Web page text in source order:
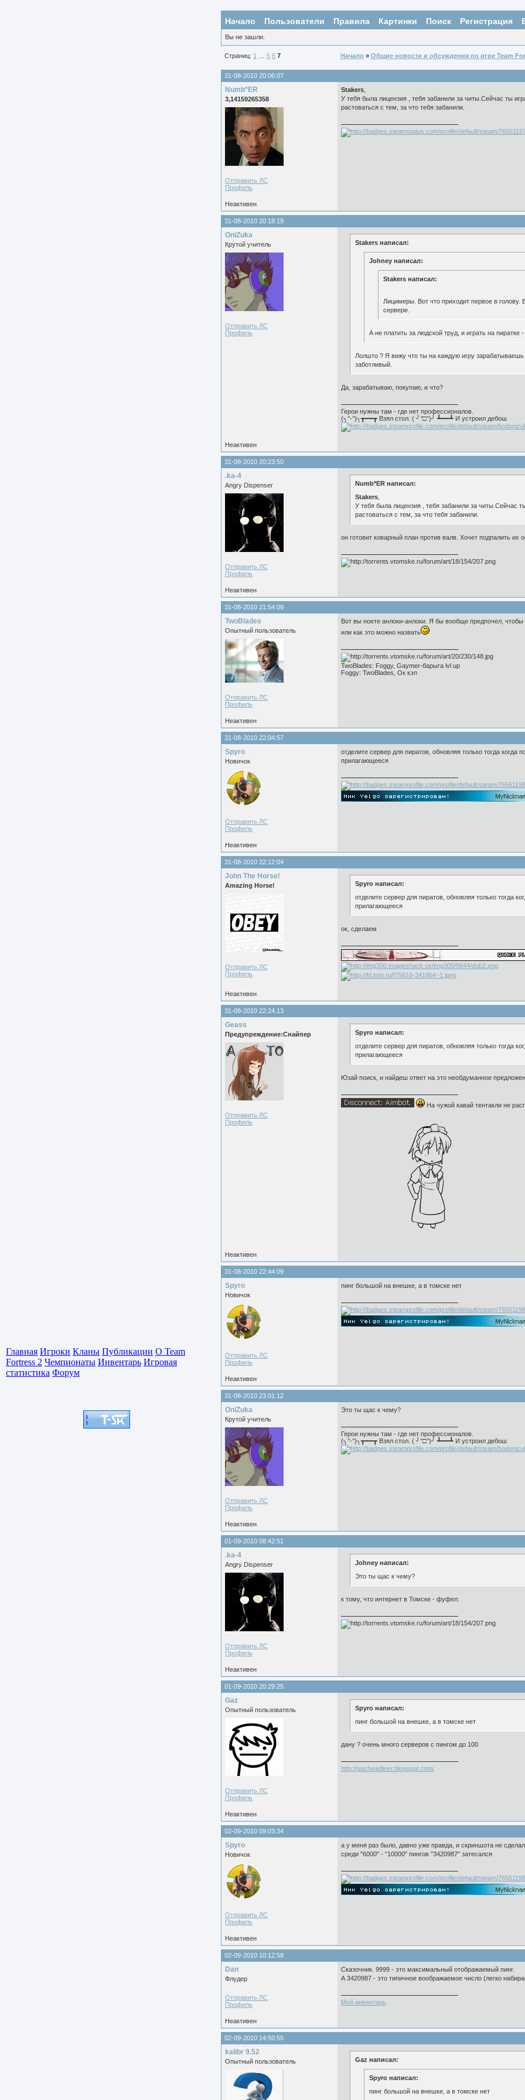
Главная Игроки Кланы Публикации О Team
Fortress 2 Чемпионаты Инвентарь Игровая
статистика Форум
Начало Пользователи Правила Картинки Поиск Регистрация
Вы не зашли.
Страниц: 1 5 6 7 Начало » Общие новости и обсуждения по игре Team
31-08-2010 20:06:07
Numb*ER
3,14159265358
Отправить ЛС
Профиль
Stakers
У тебя была лицензия , тебя забанили за читы.Сейчас ты
растоваться с тем, за что тебя забанили.
Неактивен
31-08-2010 20:18:19
OniZuka
Крутой учитель
Отправить ЛС
Профиль
Stakers написал:
Johney написал:
Stakers написал:
Лицимеры. Вот что приходит первое в
сервере.
А не платить за людской труд, и играть на
Лолшто ? Я вижу что ты на каждую игру
заботливый.
Да, зарабатываю, покупаю, и что?
Герои нужны там - где нет профессионалов.
(╮°-°)╮┳━━┳ Взял стол. ( ╯°□°)╯ ┻━━┻ И устроил дебош
Неактивен
31-08-2010 20:23:50
.ka-4
Angry Dispenser
Отправить ЛС
Профиль
Numb*ER написал:
Stakers
У тебя была лицензия , тебя забанили за читы.Сейчас
растоваться с тем, за что тебя забанили.
он готовит коварный план против валв. Хочет подпалить их
Неактивен
31-08-2010 21:54:09
TwoBlades
Опытный пользователь
Отправить ЛС
Профиль
Вот вы ноете анлоки-анлоки. Я бы вообще предпочел,
или как это можно назвать
TwoBlades: Foggy, Gaymer-барыга lvl up
Foggy: TwoBlades, Ок кэп
Неактивен
31-08-2010 22:04:57
Spyro
Новичок
Отправить ЛС
Профиль
отделите сервер для пиратов, обновляя только тогда
прилагающееся
Неактивен
31-08-2010 22:12:04
John The Horse!
Amazing Horse!
Отправить ЛС
Профиль
Spyro написал:
отделите сервер для пиратов, обновляя только тогда
прилагающееся
ок, сделаем
Неактивен
31-08-2010 22:24:13
Geass
Предупреждение:Снайпер
Отправить ЛС
Профиль
Spyro написал:
отделите сервер для пиратов, обновляя только тогда
прилагающееся
Юзай поиск, и найдеш ответ на это необдуманное
На чужой кавай тентакли не
Неактивен
31-08-2010 22:44:09
Spyro
Новичок
Отправить ЛС
Профиль
пинг большой на внешке, а в томске нет
Неактивен
31-08-2010 23:01:12
OniZuka
Крутой учитель
Отправить ЛС
Профиль
Это ты щас к чему?
Герои нужны там - где нет профессионалов.
(╮°-°)╮┳━━┳ Взял стол. ( ╯°□°)╯ ┻━━┻ И устроил дебош
Неактивен
01-09-2010 08:42:51
.ka-4
Angry Dispenser
Отправить ЛС
Профиль
Johney написал:
Это ты щас к чему?
к тому, что интернет в Томске - фуфел.
Неактивен
01-09-2010 20:29:25
Gaz
Опытный пользователь
Отправить ЛС
Профиль
Spyro написал:
пинг большой на внешке, а в томске нет
дану ? очень много серверов с пингом до 100
http://gazheadliner.blogspot.com/
Неактивен
02-09-2010 09:03:34
Spyro
Новичок
Отправить ЛС
Профиль
а у меня раз было, давно уже правда, и скриншота не сделал
среди "6000" - "10000" пингов "3420987" затесался
Неактивен
02-09-2010 10:12:58
Dan
Флудер
Отправить ЛС
Профиль
Сказочник. 9999 - это максимальный отображаемый пинг.
А 3420987 - это типичное воображаемое число (легко
Мой инвентарь
Неактивен
02-09-2010 14:50:55
kalibr 9.52
Опытный пользователь Gaz написал:
Spyro написал:
пинг большой на внешке, а в томске нет